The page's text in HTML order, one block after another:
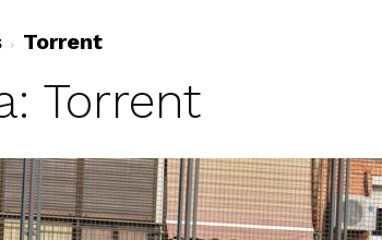
Torrent
Torrent